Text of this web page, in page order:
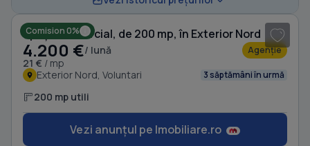
Comision 0%
Spațiu comercial, de 200 mp, în Exterior Nord
4.200 €/ lună
21 € / mp
Agenție
Exterior Nord, Voluntari 3 săptămâni în urmă
200 mp utili
Vezi anunțul pe Imobiliare.ro